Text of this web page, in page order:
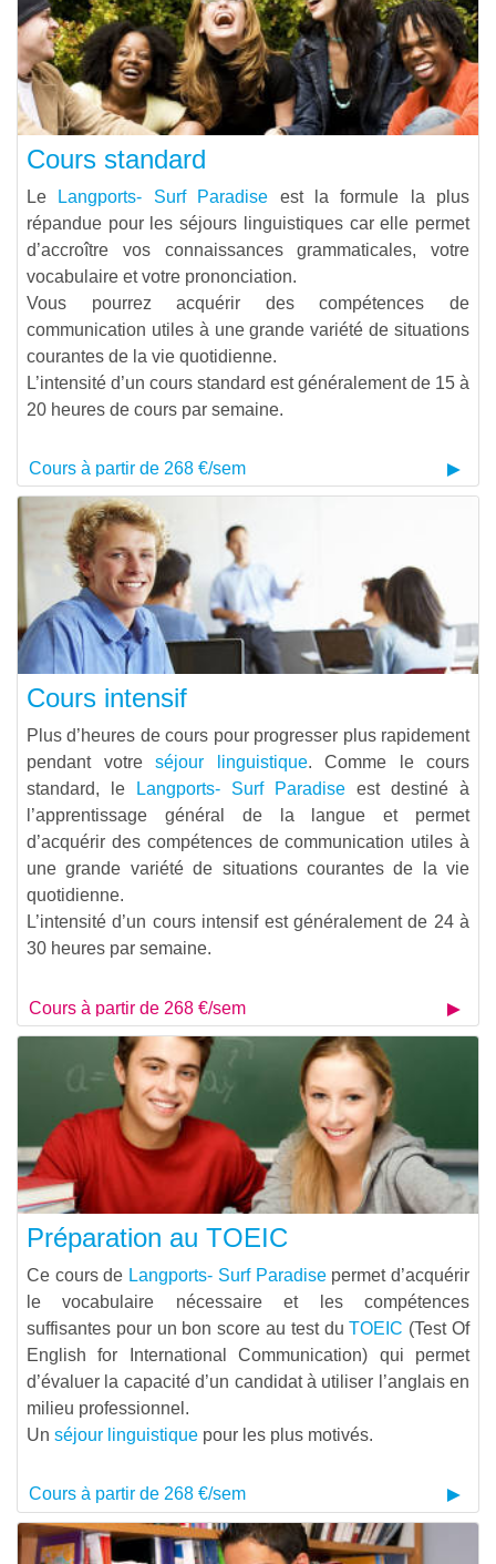
Cours standard
Le Langports- Surf Paradise est la formule la plus
répandue pour les séjours linguistiques car elle permet
d’accroître vos connaissances grammaticales, votre
vocabulaire et votre prononciation.
Vous pourrez acquérir des compétences de
communication utiles à une grande variété de situations
courantes de la vie quotidienne.
L’intensité d’un cours standard est généralement de 15 à
20 heures de cours par semaine.
Cours à partir de 268 €/sem
Cours intensif
Plus d’heures de cours pour progresser plus rapidement
pendant votre séjour linguistique. Comme le cours
standard, le
Langports- Surf Paradise est destiné à
l’apprentissage général de la langue et permet
d’acquérir des compétences de communication utiles à
une grande variété de situations courantes de la vie
quotidienne.
L’intensité d’un cours intensif est généralement de 24 à
30 heures par semaine.
Cours à partir de 268 €/sem
Préparation au TOEIC
Ce cours de Langports- Surf Paradisepermet d’acquérir
le vocabulaire nécessaire et les compétences
suffisantes pour un bon score au test duTOEIC (Test Of
English for International Communication) qui permet
d’évaluer la capacité d’un candidat à utiliser l’anglais en
milieu professionnel.
Un séjour linguistique pour les plus motivés.
Cours à partir de 268 €/sem